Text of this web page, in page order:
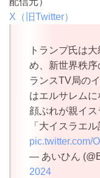
X（旧Twitter）
トランプ氏は
め、新世界秩
ランスTV局の
はエルサレム
顔ぶれが親イ
「大イスラエ
pic.twitter.com/
— あいひん
2024